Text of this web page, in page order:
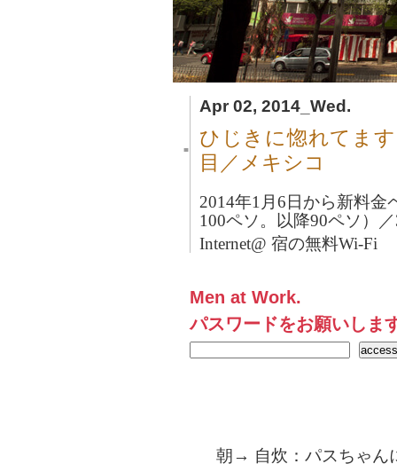
Apr 02, 2014_Wed.
■
ひじきに惚れてま
目／メキシコ
2014年1月6日から新料金
100ペソ。以降90ペソ）
Internet@ 宿の無料Wi-Fi
Men at Work.
パスワードをお願いしま
朝→ 自炊：パスちゃん